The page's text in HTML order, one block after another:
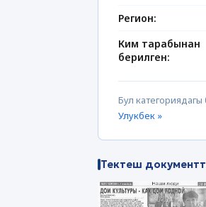
Регион:
Ким тарабынан
берилген:
Бул
Улукбек »
Тектеш